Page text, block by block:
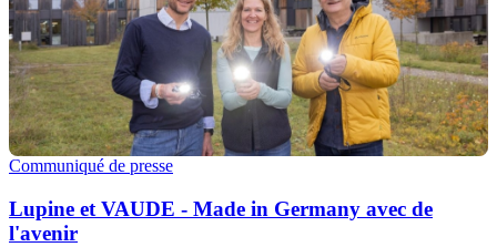
Communiqué de presse
Lupine et VAUDE - Made in Germany avec de
l'avenir